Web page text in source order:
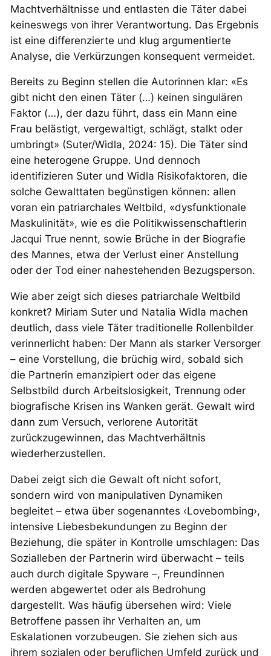
Machtverhältnisse und entlasten die Täter dabei
keineswegs von ihrer Verantwortung. Das Ergebnis
ist eine differenzierte und klug argumentierte
Analyse, die Verkürzungen konsequent vermeidet.
Bereits zu Beginn stellen die Autorinnen klar: «Es
gibt nicht den einen Täter (…) keinen singulären
Faktor (…), der dazu führt, dass ein Mann eine
Frau belästigt, vergewaltigt, schlägt, stalkt oder
umbringt» (Suter/Widla, 2024: 15). Die Täter sind
eine heterogene Gruppe. Und dennoch
identifizieren Suter und Widla Risikofaktoren, die
solche Gewalttaten begünstigen können: allen
voran ein patriarchales Weltbild, «dysfunktionale
Maskulinität», wie es die Politikwissenschaftlerin
Jacqui True nennt, sowie Brüche in der Biografie
des Mannes, etwa der Verlust einer Anstellung
oder der Tod einer nahestehenden Bezugsperson.
Wie aber zeigt sich dieses patriarchale Weltbild
konkret? Miriam Suter und Natalia Widla machen
deutlich, dass viele Täter traditionelle Rollenbilder
verinnerlicht haben: Der Mann als starker Versorger
– eine Vorstellung, die brüchig wird, sobald sich
die Partnerin emanzipiert oder das eigene
Selbstbild durch Arbeitslosigkeit, Trennung oder
biografische Krisen ins Wanken gerät. Gewalt wird
dann zum Versuch, verlorene Autorität
zurückzugewinnen, das Machtverhältnis
wiederherzustellen.
Dabei zeigt sich die Gewalt oft nicht sofort,
sondern wird von manipulativen Dynamiken
begleitet – etwa über sogenanntes ‹Lovebombing›,
intensive Liebesbekundungen zu Beginn der
Beziehung, die später in Kontrolle umschlagen: Das
Sozialleben der Partnerin wird überwacht – teils
auch durch digitale Spyware –, Freundinnen
werden abgewertet oder als Bedrohung
dargestellt. Was häufig übersehen wird: Viele
Betroffene passen ihr Verhalten an, um
Eskalationen vorzubeugen. Sie ziehen sich aus
ihrem sozialen oder beruflichen Umfeld zurück und